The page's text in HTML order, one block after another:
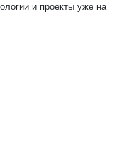
и проекты уже на